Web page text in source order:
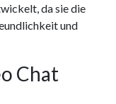
da sie die
und
Chat